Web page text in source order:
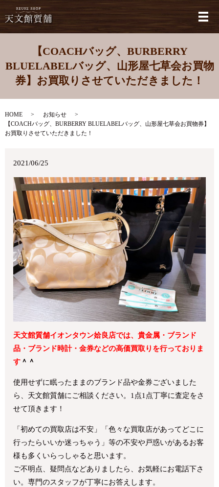
メ
【COACHバッグ、BURBERRY
BLUELABELバッグ、山形屋七草会お買物
券】お買取りさせていただきました！
HOME
お知らせ
【COACHバッグ、BURBERRY BLUELABELバッグ、山形屋七草会お買物券】
お買取りさせていただきました！
2021/06/25
天文館質舗イオンタウン姶良店では、貴金属・ブランド
品・ブランド時計・金券などの高価買取りを行っておりま
す ＾＾
使用せずに眠ったままのブランド品や金券ございました
ら、天文館質舗にご相談ください。1点1点丁寧に査定をさ
せて頂きます！
「初めての買取店は不安」「色々な買取店があってどこに
行ったらいいか迷っちゃう」等の不安や戸惑いがあるお客
様も多くいらっしゃると思います。
ご不明点、疑問点などありましたら、お気軽にお電話下さ
い。専門のスタッフが丁寧にお答えします。